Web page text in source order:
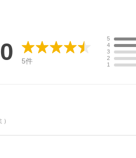
5件
5
4
3
2
1
）